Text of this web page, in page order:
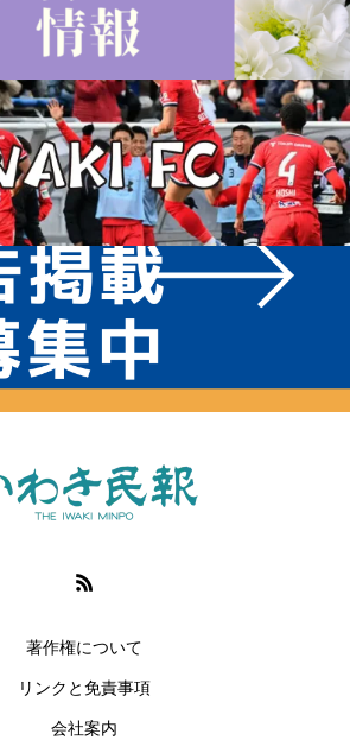
著作権について
リンクと免責事項
会社案内